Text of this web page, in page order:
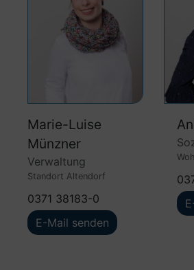
Marie-Luise
Münzner
Verwaltung
Standort Altendorf
0371 38183-0
E-Mail senden